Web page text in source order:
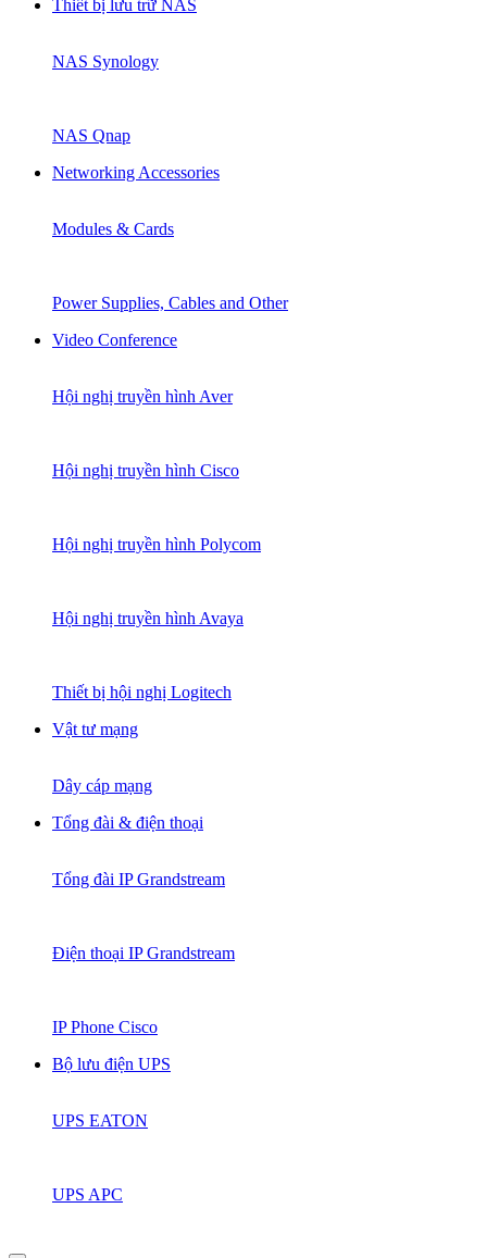
Thiết bị lưu trữ NAS
NAS Synology
NAS Qnap
Networking Accessories
Modules & Cards
Power Supplies, Cables and Other
Video Conference
Hội nghị truyền hình Aver
Hội nghị truyền hình Cisco
Hội nghị truyền hình Polycom
Hội nghị truyền hình Avaya
Thiết bị hội nghị Logitech
Vật tư mạng
Dây cáp mạng
Tổng đài & điện thoại
Tổng đài IP Grandstream
Điện thoại IP Grandstream
IP Phone Cisco
Bộ lưu điện UPS
UPS EATON
UPS APC